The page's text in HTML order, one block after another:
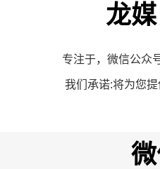
龙
专注于，微信公众
我们承诺:将为您